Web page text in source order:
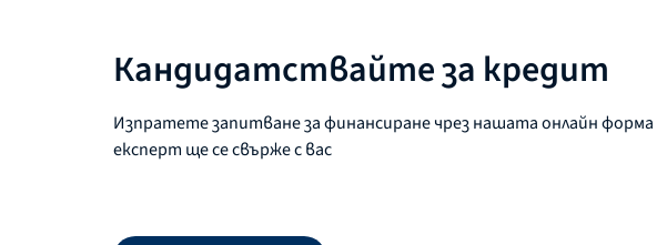
Кандидатствайте за кредит
Изпратете запитване за финансиране чрез нашата онлайн
експерт ще се свърже с вас